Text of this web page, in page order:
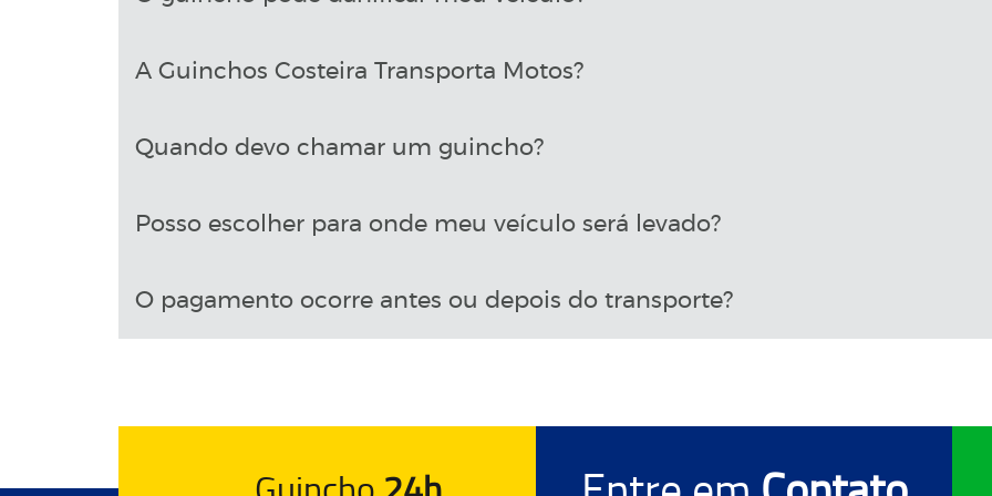
A Guinchos Costeira Transporta Motos?
Quando devo chamar um guincho?
Posso escolher para onde meu veículo será levado?
O pagamento ocorre antes ou depois do transporte?